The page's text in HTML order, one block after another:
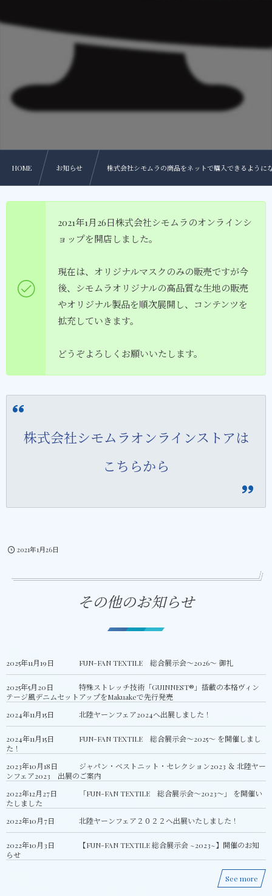
HOME お知らせ 株式会社シモムラの商品をネットで購入できるように
2021年1月26日株式会社シモムラのオンラインシ
ョップを開店しました。
現在は、オリジナルマスクのみの販売ですが今
後、シモムラオリジナルの高品質な生地の販売
やオリジナル製品を順次展開し、コンテンツを
拡充していきます。
どうぞよろしくお願いいたします。
株式会社シモムラオンラインストアは
こちらから
2021年1月26日
その他のお知らせ
2025年11月19日 FUN-FAN TEXTILE 総合展示会〜2026〜 御礼
2025年5月20日
特殊ストレッチ技術「GUINNEST®」搭載の本格ヴィン
テージ風デニムセットアップをMakuakeで先行発売
2024年11月15日
北陸ヤーンフェア2024へ出展しました！
2024年11月15日
FUN-FAN TEXTILE 総合展示会〜2025〜 を開催しまし
た！
2023年10月18日
ジャパン・ベストニット・セレクション2023 ＆ 北陸ヤー
ンフェア2023 出展のご案内
2022年12月27日
「FUN-FAN TEXTILE 総合展示会〜2023〜」 を開催い
たしました
2022年10月7日
北陸ヤーンフェア２０２２へ出展いたしました！
2022年10月3日
【FUN-FAN TEXTILE 総合展示会 ~2023~】開催のお知
らせ
See more